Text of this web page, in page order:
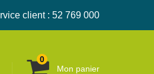
client : 52 769 000
0
Mon panier